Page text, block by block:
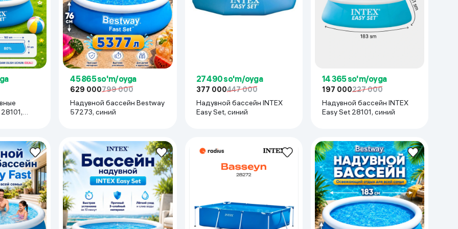
Kameralar
45 865 so'm/oyga
629 000799 000
Надувной бассейн Bestway
57273, синий
27 490 so'm/oyga
377 000447 000
Надувной бассейн INTEX
Easy Set, синий
14 365 so'm/oyga
197 000227 000
Надувной бассейн INTEX
Easy Set 28101, синий